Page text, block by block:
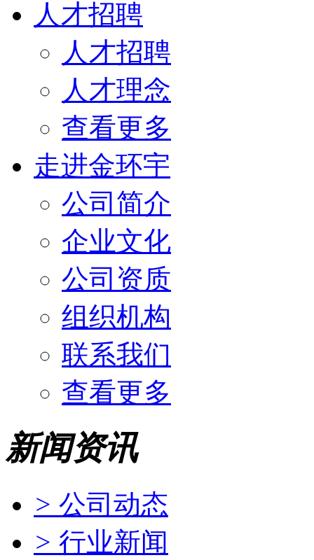
人才招聘
人才招聘
人才理念
查看更多
走进金环宇
公司简介
企业文化
公司资质
组织机构
联系我们
查看更多
新闻资讯
> 公司动态
> 行业新闻